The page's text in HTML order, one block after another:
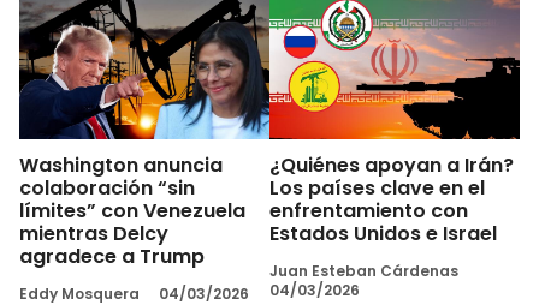
Washington anuncia
colaboración “sin
límites” con Venezuela
mientras Delcy
agradece a Trump
Eddy Mosquera 04/03/2026
¿Quiénes apoyan a Irán?
Los países clave en el
enfrentamiento con
Estados Unidos e Israel
Juan Esteban Cárdenas
04/03/2026